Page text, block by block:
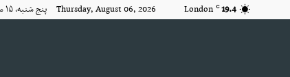
19.4
C
London Thursday, August 06, 2026 پنج شنبه, ۱۵ مرداد ۱۴۰۵